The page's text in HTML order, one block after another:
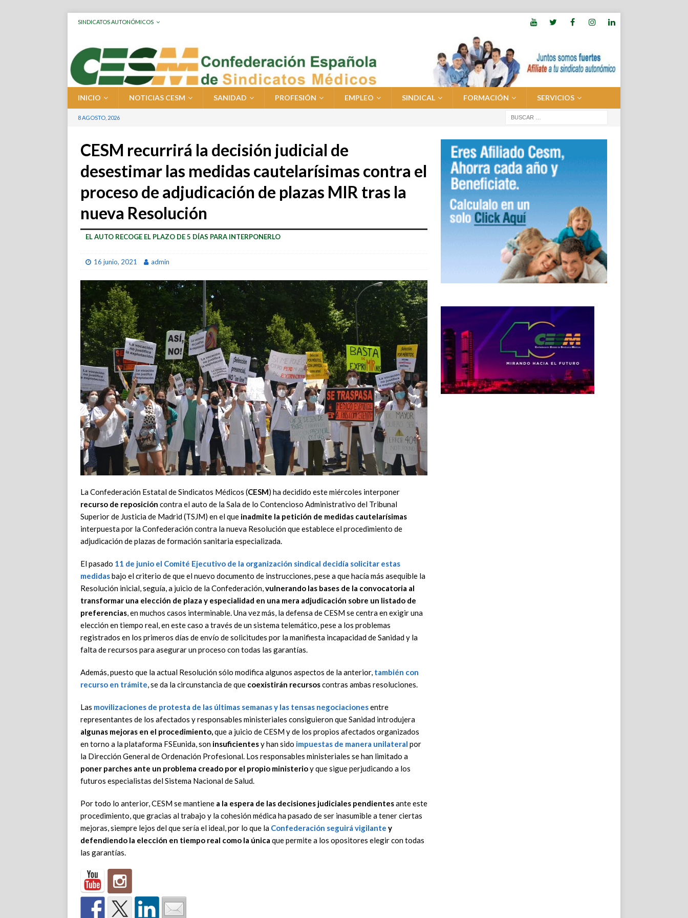
SINDICATOS AUTONÓMICOS
INICIO NOTICIAS CESM SANIDAD PROFESIÓN EMPLEO SINDICAL FORMACIÓN SERVICIOS
8 AGOSTO, 2026
CESM recurrirá la decisión judicial de
desestimar las medidas cautelarísimas contra el
proceso de adjudicación de plazas MIR tras la
nueva Resolución
EL AUTO RECOGE EL PLAZO DE 5 DÍAS PARA INTERPONERLO
16 junio, 2021 admin
La Confederación Estatal de Sindicatos Médicos (CESM) ha decidido este miércoles interponer
recurso de reposición contra el auto de la Sala de lo Contencioso Administrativo del Tribunal
Superior de Justicia de Madrid (TSJM) en el que inadmite la petición de medidas cautelarísimas
interpuesta por la Confederación contra la nueva Resolución que establece el procedimiento de
adjudicación de plazas de formación sanitaria especializada.
El pasado 11 de junio el Comité Ejecutivo de la organización sindical decidía solicitar estas
medidasbajo el criterio de que el nuevo documento de instrucciones, pese a que hacía más asequible la
Resolución inicial, seguía, a juicio de la Confederación,vulnerando las bases de la convocatoria al
transformar una elección de plaza y especialidad en una mera adjudicación sobre un listado de
preferencias, en muchos casos interminable. Una vez más, la defensa de CESM se centra en exigir una
elección en tiempo real, en este caso a través de un sistema telemático, pese a los problemas
registrados en los primeros días de envío de solicitudes por la manifiesta incapacidad de Sanidad y la
falta de recursos para asegurar un proceso con todas las garantías.
Además, puesto que la actual Resolución sólo modifica algunos aspectos de la anterior, también con
recurso en trámite, se da la circunstancia de que coexistirán recursoscontras ambas resoluciones.
Las movilizaciones de protesta de las últimas semanas y las tensas negociacionesentre
representantes de los afectados y responsables ministeriales consiguieron que Sanidad introdujera
algunas mejoras en el procedimiento,que a juicio de CESM y de los propios afectados organizados
en torno a la plataforma FSEunida, son insuficientesy han sido impuestas de manera unilateral por
la Dirección General de Ordenación Profesional. Los responsables ministeriales se han limitado a
poner parches ante un problema creado por el propio ministerioy que sigue perjudicando a los
futuros especialistas del Sistema Nacional de Salud.
Por todo lo anterior, CESM se mantiene a la espera de las decisiones judiciales pendientesante este
procedimiento, que gracias al trabajo y la cohesión médica ha pasado de ser inasumible a tener ciertas
mejoras, siempre lejos del que sería el ideal, por lo que la Confederación seguirá vigilante y
defendiendo la elección en tiempo real como la única que permite a los opositores elegir con todas
las garantías.